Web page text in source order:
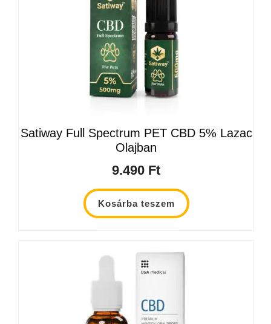
Satiway Full Spectrum PET CBD 5% Lazac
Olajban
9.490 Ft
Kosárba teszem